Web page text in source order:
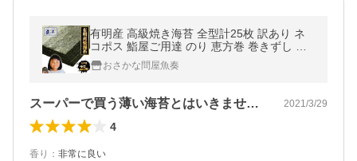
有明産 高級焼き海苔 全型計25枚 訳あり ネ
コポス 鮨屋ご用達 のり 恵方巻 巻きずし お
にぎり 海苔巻き 母の日 父の日 敬老 中元 ギ
フトおさかな問屋魚奏
スーパーで買う薄い海苔とはいきませんが… 2021/3/29
4
香り ： 非常に良い